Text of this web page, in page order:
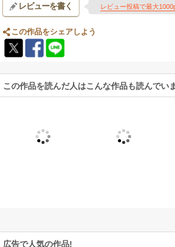
レビューを書く レビュー投稿で最大
この作品をシェアしよう
この作品を読んだ人はこんな作品も読んでい
広告で人気の作品!